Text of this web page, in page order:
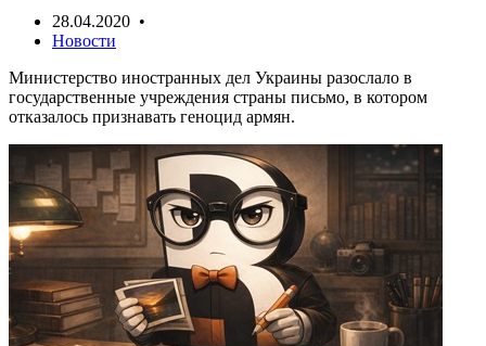
28.04.2020 •
Новости
Министерство иностранных дел Украины разослало в
государственные учреждения страны письмо, в котором
отказалось признавать геноцид армян.